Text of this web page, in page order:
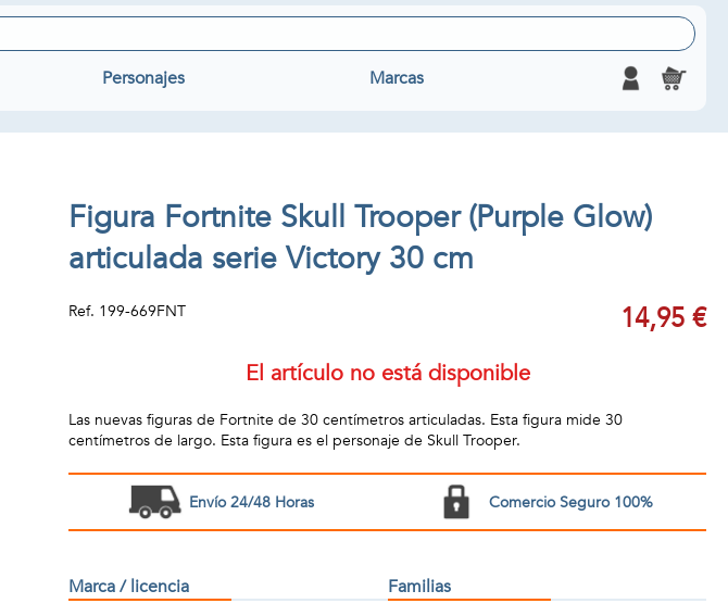
Personajes Marcas
Figura Fortnite Skull Trooper (Purple Glow)
articulada serie Victory 30 cm
Ref. 199-669FNT 14,95 €
El artículo no está disponible
Las nuevas figuras de Fortnite de 30 centímetros articuladas. Esta figura mide 30
centímetros de largo. Esta figura es el personaje de Skull Trooper.
Envío 24/48 Horas Comercio Seguro 100%
Marca / licencia Familias